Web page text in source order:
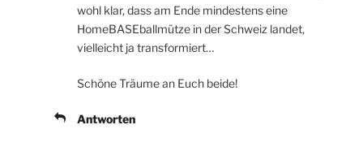
wohl klar, dass am Ende mindestens eine
HomeBASEballmütze in der Schweiz landet,
vielleicht ja transformiert…
Schöne Träume an Euch beide!
Antworten